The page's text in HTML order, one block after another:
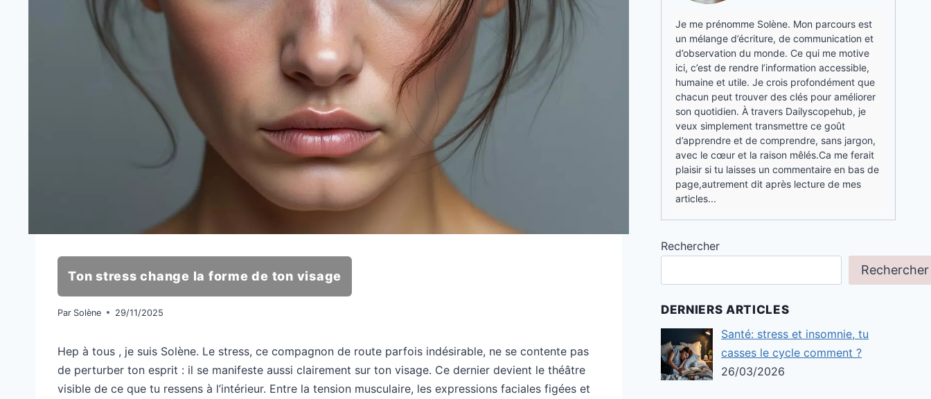
Ton stress change la forme de ton visage
Par Solène 29/11/2025
Hep à tous , je suis Solène. Le stress, ce compagnon de route parfois indésirable, ne se contente pas
de perturber ton esprit : il se manifeste aussi clairement sur ton visage. Ce dernier devient le théâtre
visible de ce que tu ressens à l’intérieur. Entre la tension musculaire, les expressions faciales figées et
Je me prénomme Solène. Mon parcours est
un mélange d’écriture, de communication et
d’observation du monde. Ce qui me motive
ici, c’est de rendre l’information accessible,
humaine et utile. Je crois profondément que
chacun peut trouver des clés pour améliorer
son quotidien. À travers Dailyscopehub, je
veux simplement transmettre ce goût
d’apprendre et de comprendre, sans jargon,
avec le cœur et la raison mêlés.Ca me ferait
plaisir si tu laisses un commentaire en bas de
page,autrement dit après lecture de mes
articles...
Rechercher
Rechercher
DERNIERS ARTICLES
Santé: stress et insomnie, tu
casses le cycle comment ?
26/03/2026